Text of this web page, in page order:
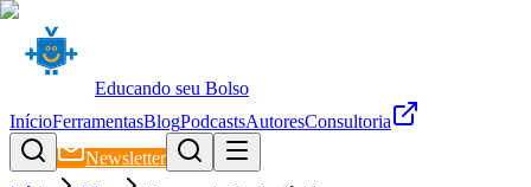
Educando seu Bolso
InícioFerramentasBlogPodcastsAutoresConsultoria
Newsletter